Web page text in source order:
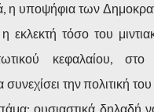
η υποψήφια των
η εκλεκτή τόσο του
κεφαλαίου,
συνεχίσει την πολιτική
ουσιαστικά δηλαδή